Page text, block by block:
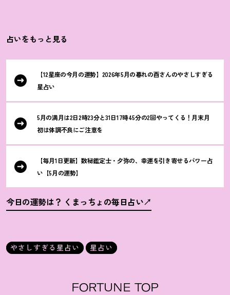
占いをもっと見る
【12星座の今月の運勢】2026年5月の暮れの酉さんのやさしすぎる
星占い
5月の満月は2日2時23分と31日17時45分の2回やってくる ！ 月末月
初は体調不良にご注意を
【毎月1日更新】数秘鑑定士・夕弥の、幸運を引き寄せるパワー占
い【5月の運勢】
今日の運勢は？ くまっちょの毎日占い
やさしすぎる星占い 星占い
FORTUNE TOP